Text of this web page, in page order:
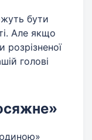
бути
Але якщо
голові